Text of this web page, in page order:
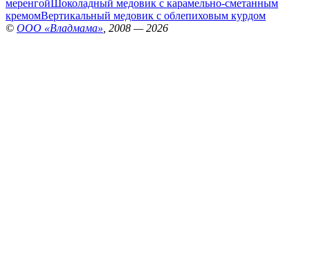
меренгойШоколадный медовик с карамельно-сметанным
кремомВертикальный медовик с облепиховым курдом
© ООО «Владмама» , 2008 — 2026